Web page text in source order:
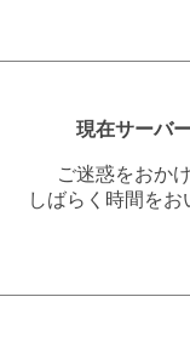
現在サーバ
ご迷惑をおか
しばらく時間を